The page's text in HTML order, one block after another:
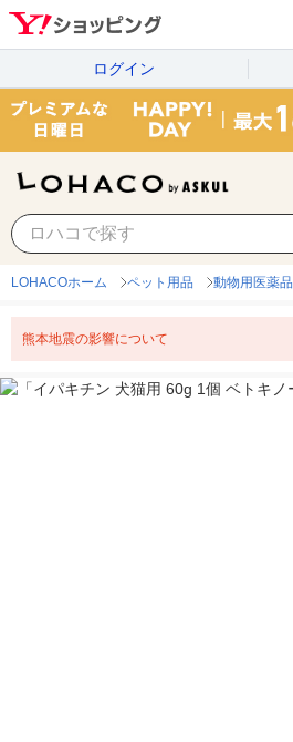
ログイン
LOHACOホーム ペット用品 動物用医薬品
熊本地震の影響について